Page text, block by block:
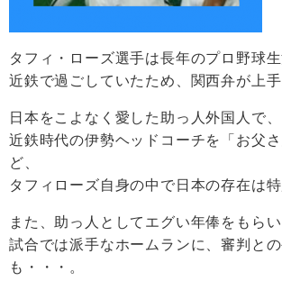
タフィ・ローズ選手は長年のプロ野球生
近鉄で過ごしていたため、関西弁が上手
日本をこよなく愛した助っ人外国人で、
近鉄時代の伊勢ヘッドコーチを「お父
ど、
タフィローズ自身の中で日本の存在は特
また、助っ人としてエグい年俸をもらい
試合では派手なホームランに、審判と
も・・・。